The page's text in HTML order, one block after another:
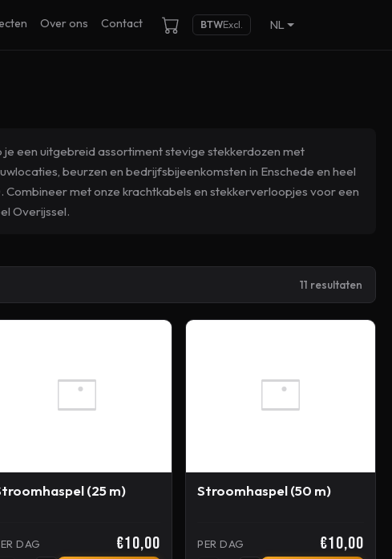
Over ons Contact BTWExcl. NL
een uitgebreid assortiment stevige stekkerdozen met
beurzen en bedrijfsbijeenkomsten in Enschede en heel
met onze krachtkabels en stekkerverloopjes voor een
Overijssel.
11 resultaten
(25 m)
DAG €10,00
Stroomhaspel (50 m)
PER DAG €10,00